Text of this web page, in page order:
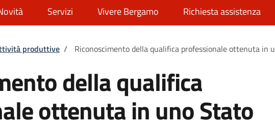
Servizi Vivere Bergamo Richiesta assistenza
produttive / Riconoscimento della qualifica professionale ottenuta in
della qualifica
ottenuta in uno Stato